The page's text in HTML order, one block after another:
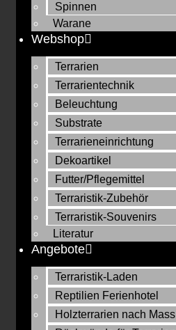
Spinnen
Warane
Webshop
Terrarien
Terrarientechnik
Beleuchtung
Substrate
Terrarieneinrichtung
Dekoartikel
Futter/Pflegemittel
Terraristik-Zubehör
Terraristik-Souvenirs
Literatur
Angebote
Terraristik-Laden
Reptilien Ferienhotel
Holzterrarien nach Mass